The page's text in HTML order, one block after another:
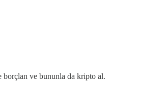
borçlan ve bununla da kripto al.